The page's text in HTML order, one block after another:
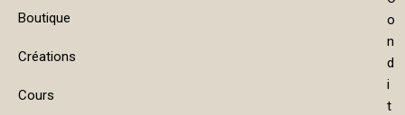
Boutique
Créations
Cours
o
n
d
i
t